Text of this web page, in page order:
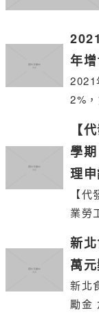
年
2021
2%
【
學
理
【
業勞
新
萬
新北
勵金